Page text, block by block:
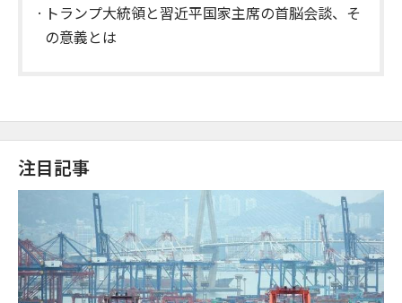
トランプ大統領と習近平国家主席の首脳会談、そ
の意義とは
注目記事